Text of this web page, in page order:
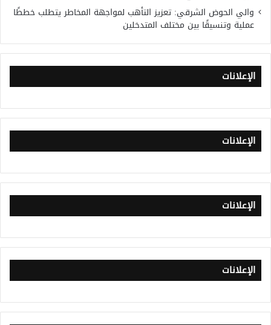
والي الحوض الشرقي: تعزيز التأهب لمواجهة المخاطر يتطلب خططًا
عملية وتنسيقًا بين مختلف المتدخلين
الإعلانات
الإعلانات
الإعلانات
الإعلانات